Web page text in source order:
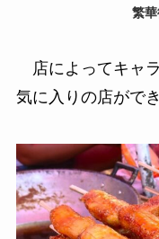
繁
店によってキャ
気に入りの店ができ